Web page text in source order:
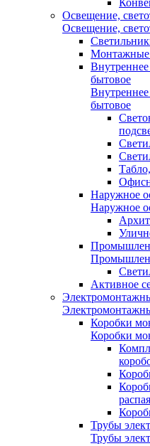
Освещение,
Освещение,
Монтажные
бытовое
бытовое
Наружное
Наружное
Активное
Коробки
Коробки
Трубы
Трубы